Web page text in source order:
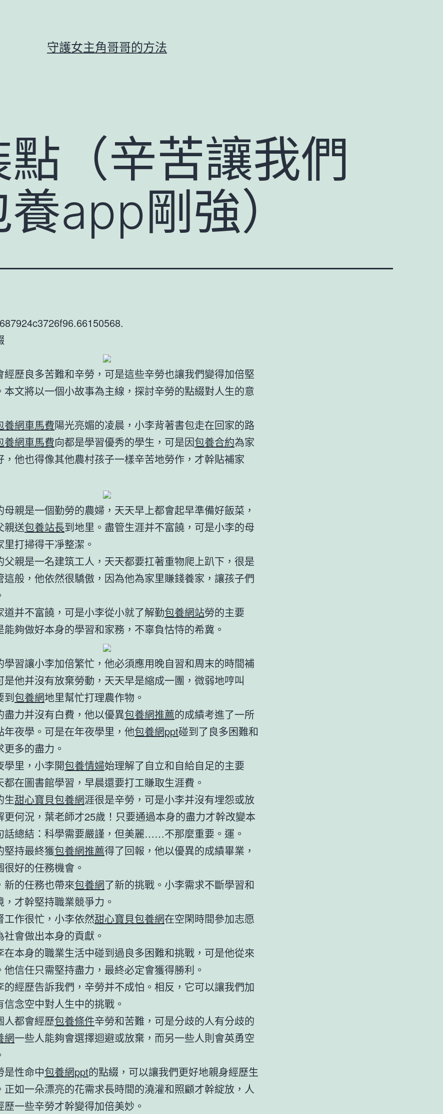
守護女主角哥哥的方法
（辛苦讓我們
app剛強）
經歷良多苦難和辛勞，可是這些辛勞也讓我們變得加倍堅
本文將以一個小故事為主線，探討辛勞的點綴對人生的意
養網車馬費陽光亮媚的凌晨，小李背著書包走在回家的路
養網車馬費向都是學習優秀的學生，可是因包養合約為家
，他也得像其他農村孩子一樣辛苦地勞作，才幹貼補家
母親是一個勤勞的農婦，天天早上都會起早準備好飯菜，
親送包養站長到地里。盡管生涯并不富饒，可是小李的母
打掃得干凈整潔。
父親是一名建筑工人，天天都要扛著重物爬上趴下，很是
這般，他依然很驕傲，因為他為家里賺錢養家，讓孩子們
道并不富饒，可是小李從小就了解勤包養網站勞的主要
能夠做好本身的學習和家務，不辜負怙恃的希冀。
學習讓小李加倍繁忙，他必須應用晚自習和周末的時間補
是他并沒有放棄勞動，天天早是縮成一團，微弱地哼叫
到包養網地里幫忙打理農作物。
盡力并沒有白費，他以優異包養網推薦的成績考進了一所
年夜學。可是在年夜學里，他包養網ppt碰到了良多困難和
多的盡力。
學里，小李開包養情婦始理解了自立和自給自足的主要
都在圖書館學習，早晨還要打工賺取生涯費。
生甜心寶貝包養網涯很是辛勞，可是小李并沒有埋怨或放
更何況，葉老師才25歲！只要通過本身的盡力才幹改變本
話總結：科學需要嚴謹，但美麗……不那麼重要。運。
堅持最終獲包養網推薦得了回報，他以優異的成績畢業，
好的任務機會。
新的任務也帶來包養網了新的挑戰。小李需求不斷學習和
，才幹堅持職業競爭力。
工作很忙，小李依然甜心寶貝包養網在空閑時間參加志愿
社會做出本身的貢獻。
在本身的職業生活中碰到過良多困難和挑戰，可是他從來
他信任只需堅持盡力，最終必定會獲得勝利。
的經歷告訴我們，辛勞并不成怕。相反，它可以讓我們加
念空中對人生中的挑戰。
人都會經歷包養條件辛勞和苦難，可是分歧的人有分歧的
網一些人能夠會選擇迴避或放棄，而另一些人則會英勇空
是性命中包養網ppt的點綴，可以讓我們更好地親身經歷生
正如一朵漂亮的花需求長時間的澆灌和照顧才幹綻放，人
歷一些辛勞才幹變得加倍美妙。